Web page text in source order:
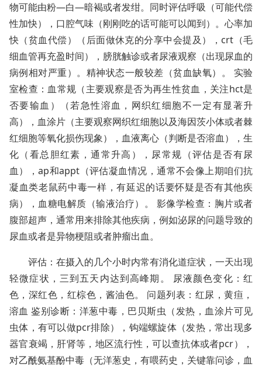
物可能由粉—白—暗褐或者发绀。同时评估呼吸（可能代偿
性加快），口腔气味（刚刚吃的话可能可以闻到）。心率加
快（贫血代偿）（后面做休克的分享中会提及），crt（毛
细血管再充盈时间），膀胱触诊或者尿液观察（出现尿血的
病例相对严重）。精神状态一般较差（贫血缺氧）。 实验
室检查：血常规（主要观察是否为再生性贫血，关注hct是
否要输血）（若急性溶血，网织红细胞不一定有显著升
高），血涂片（主要观察网织红细胞以及海因茨小体或者棘
红细胞等氧化损伤现象），血液离心（判断是否溶血），生
化（看总胆红素，通常升高），尿常规（评估是否有尿
血），ap和appt（评估凝血情况，通常不会像上期咱们抗
凝血类老鼠药中毒一样，有延迟的话要怀疑是否有其他疾
病），血糖电解质（输液治疗）。 影像学检查：胸片或者
腹部超声，通常用来排除其他疾病，例如泌尿的问题导致的
尿血或者是异物梗阻或者肿瘤出血。
评估：在摄入的几个小时内常有消化道症状，一天出现
轻微症状，三到五天内达到高峰期。 尿液颜色变化：红
色，深红色，红棕色，酱油色。 问题列表：红尿，黄疸，
溶血 鉴别诊断：洋葱中毒，巴贝斯虫（发热，血涂片可见
虫体，有可以做pcr排除），钩端螺旋体（发热，常出现多
器官衰竭，肝肾等，地区流行性，可以查抗体或者pcr），
对乙酰氨基酚中毒（无洋葱史，有喂药史，关键靠问诊，血